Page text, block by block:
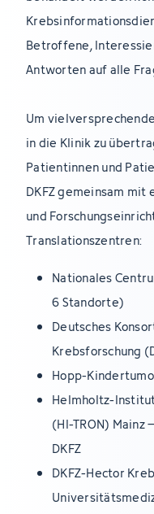
Betroffene,
Antworten auf alle
Um
in die Klinik zu
Patientinnen und
DKFZ gemeinsam
und
Translationszentren:
Nationales
6 Standorte)
Deutsches
Krebsforschung
Hopp-
Helmholtz-
(HI-TRON)
DKFZ
DKFZ-Hector